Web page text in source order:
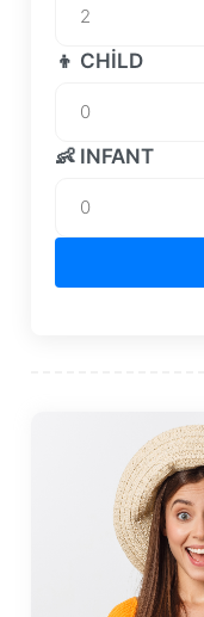
👦 CHILD
👶 INFANT